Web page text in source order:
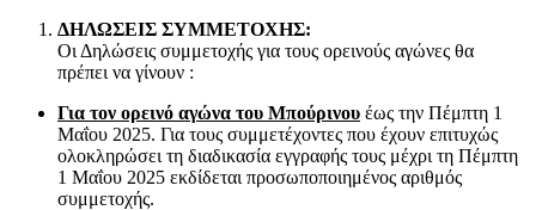
ΔΗΛΩΣΕΙΣ ΣΥΜΜΕΤΟΧΗΣ:
Οι Δηλώσεις συμμετοχής για τους ορεινούς αγώνες θα
πρέπει να γίνουν :
Για τον ορεινό αγώνα του Μπούρινου έως την Πέμπτη 1
Μαΐου 2025. Για τους συμμετέχοντες που έχουν επιτυχώς
ολοκληρώσει τη διαδικασία εγγραφής τους μέχρι τη Πέμπτη
1 Μαΐου 2025 εκδίδεται προσωποποιημένος αριθμός
συμμετοχής.